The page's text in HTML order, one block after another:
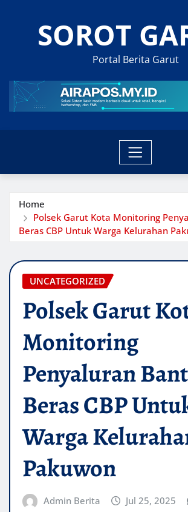
SOROT
Portal Berita Garut
Home
Polsek Garut Kota Monitoring
Beras CBP Untuk Warga Kelurahan
UNCATEGORIZED
Polsek Garut
Monitoring
Penyaluran
Beras CBP
Warga
Pakuwon
Admin Berita Jul 25, 2025